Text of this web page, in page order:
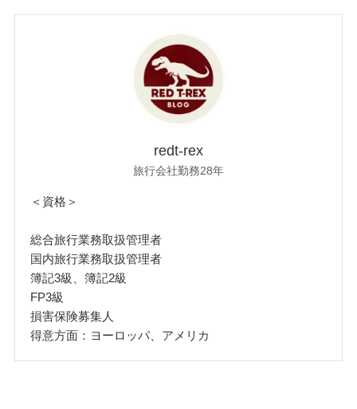
redt-rex
旅行会社勤務28年
＜資格＞
総合旅行業務取扱管理者
国内旅行業務取扱管理者
簿記3級、簿記2級
FP3級
損害保険募集人
得意方面：ヨーロッパ、アメリカ